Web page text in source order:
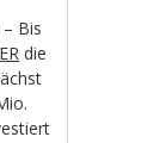
– Bis
die